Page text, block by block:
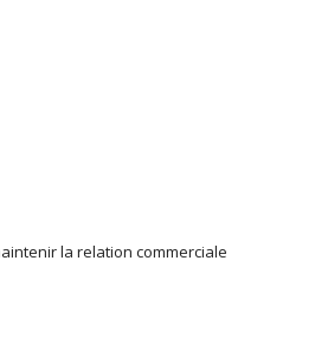
la relation commerciale